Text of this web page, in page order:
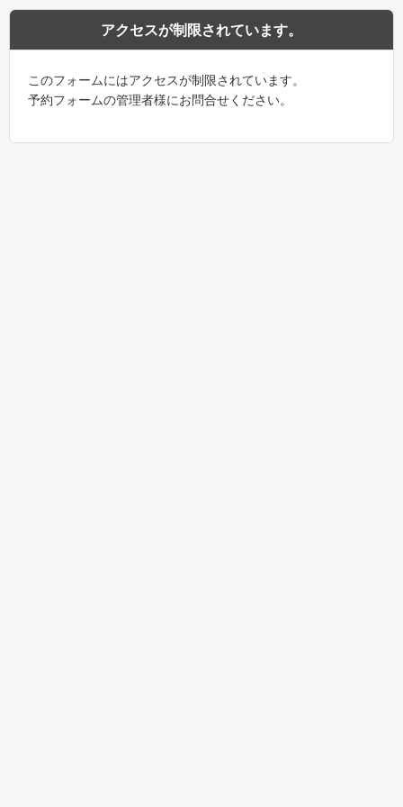
アクセスが制限されています。
このフォームにはアクセスが制限されています。
予約フォームの管理者様にお問合せください。